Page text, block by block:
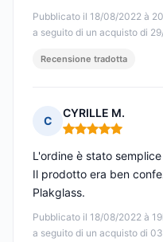
Pubblicato il 18/08/2022 à
a seguito di un acquisto di
Recensione tradotta
C
CYRILLE M.
Nota: 5 su 5
Pubblicato il 18/08/2022 à
a seguito di un acquisto di
L'ordine è stato
Il prodotto era ben
Plakglass.